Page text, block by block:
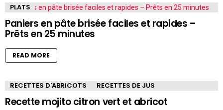
PLATS
Paniers en pâte brisée faciles et rapides –
Prêts en 25 minutes
READ MORE
RECETTES D'ABRICOTS RECETTES DE JUS
Recette mojito citron vert et abricot